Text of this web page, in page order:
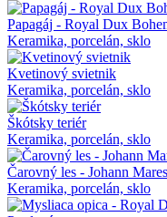
Papagáj - Royal Dux
Keramika, porcelán, sklo
Kvetinový svietnik
Keramika, porcelán, sklo
Škótsky teriér
Keramika, porcelán, sklo
Čarovný les - Johann
Keramika, porcelán, sklo